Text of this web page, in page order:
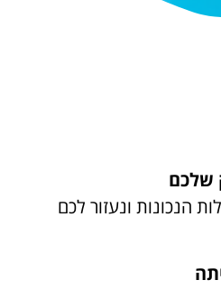
שלכם
הנכונות ונעזור לכם